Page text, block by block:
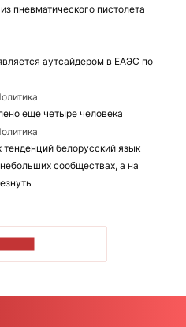
пневматического пистолета
аутсайдером в ЕАЭС по
еще четыре человека
белорусский язык
сообществах, а на